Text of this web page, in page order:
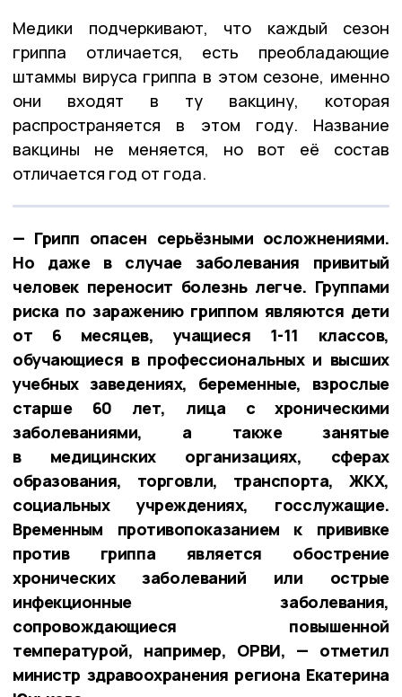
Медики подчеркивают, что каждый сезон
гриппа отличается, есть преобладающие
штаммы вируса гриппа в этом сезоне, именно
они входят в ту вакцину, которая
распространяется в этом году. Название
вакцины не меняется, но вот её состав
отличается год от года.
— Грипп опасен серьёзными осложнениями.
Но даже в случае заболевания привитый
человек переносит болезнь легче. Группами
риска по заражению гриппом являются дети
от 6 месяцев, учащиеся 1-11 классов,
обучающиеся в профессиональных и высших
учебных заведениях, беременные, взрослые
старше 60 лет, лица с хроническими
заболеваниями, а также занятые
в медицинских организациях, сферах
образования, торговли, транспорта, ЖКХ,
социальных учреждениях, госслужащие.
Временным противопоказанием к прививке
против гриппа является обострение
хронических заболеваний или острые
инфекционные заболевания,
сопровождающиеся повышенной
температурой, например, ОРВИ, — отметил
министр здравоохранения региона Екатерина